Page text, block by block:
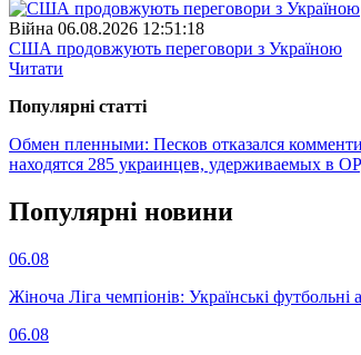
Війна 06.08.2026 12:51:18
США продовжують переговори з Україною
Читати
Популярнi статтi
Обмен пленными: Песков отказался
находятся 285 украинцев, удерживаемых в
Популярнi новини
06.08
Жіноча Ліга чемпіонів: Українські футбольні
06.08